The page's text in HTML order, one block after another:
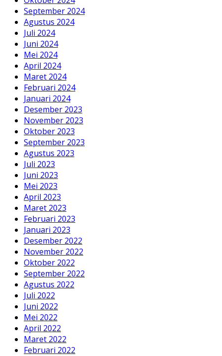
September 2024
Agustus 2024
Juli 2024
Juni 2024
Mei 2024
April 2024
Maret 2024
Februari 2024
Januari 2024
Desember 2023
November 2023
Oktober 2023
September 2023
Agustus 2023
Juli 2023
Juni 2023
Mei 2023
April 2023
Maret 2023
Februari 2023
Januari 2023
Desember 2022
November 2022
Oktober 2022
September 2022
Agustus 2022
Juli 2022
Juni 2022
Mei 2022
April 2022
Maret 2022
Februari 2022